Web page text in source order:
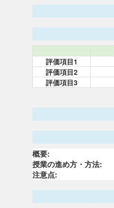
評価項目1
評価項目2
評価項目3
概要:
授業の進め方・方法:
注意点: